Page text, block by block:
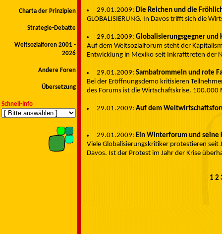
Charta der Prinzipien
Strategie-Debatte
Weltsozialforen 2001 -
2026
Andere Foren
Übersetzung
Schnell-Info
29.01.2009: Die Reichen und die
GLOBALISIERUNG. In Davos trifft sich die
29.01.2009: Globalisierungsgegner
Auf dem Weltsozialforum steht der
Entwicklung in Mexiko seit Inkrafttreten der
29.01.2009: Sambatrommeln und rote
Bei der Eröffnungsdemo kritisieren
des Forums ist die Wirtschaftskrise. 100.000
29.01.2009: Auf dem
29.01.2009: Ein Winterforum und seine
Viele Globalisierungskritiker protestieren seit
Davos. Ist der Protest im Jahr der Krise
1 2